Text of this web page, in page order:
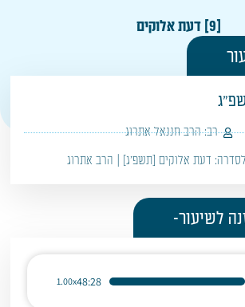
[9] דעת אלוקים
רב: הרב חננאל אתרוג
דעת אלוקים [תשפ'ג] | הרב אתרוג
לשיעור-
48:28
1.00x